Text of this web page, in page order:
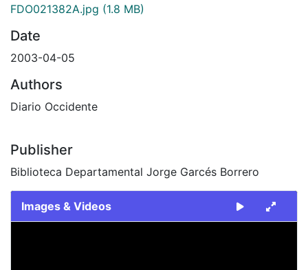
FDO021382A.jpg (1.8 MB)
Date
2003-04-05
Authors
Diario Occidente
Publisher
Biblioteca Departamental Jorge Garcés Borrero
Images & Videos